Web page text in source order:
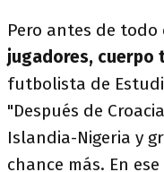
Pero antes de
jugadores, cuerpo
futbolista de
"Después de
Islandia-Nigeria y
chance más. En